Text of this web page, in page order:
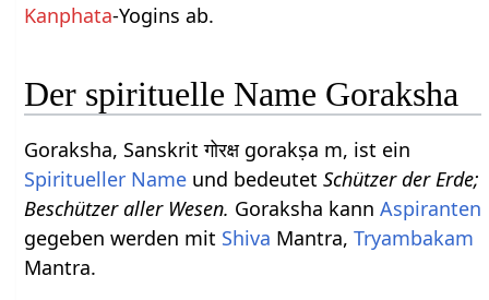
Kanphata-Yogins ab.
Der spirituelle Name Goraksha
Goraksha, Sanskrit गोरक्ष gorakṣa m, ist ein
Spiritueller Name und bedeutetSchützer der Erde;
Beschützer aller Wesen. Goraksha kannAspiranten
gegeben werden mit Shiva Mantra,Tryambakam
Mantra.